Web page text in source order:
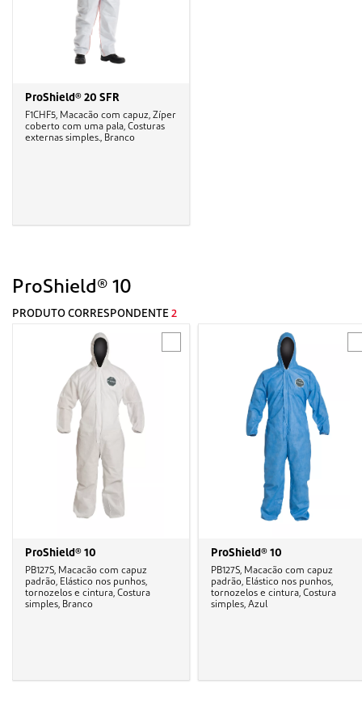
ProShield® 20 SFR
F1CHF5, Macacão com capuz, Zíper
coberto com uma pala, Costuras
externas simples., Branco
ProShield® 10
PRODUTO CORRESPONDENTE 2
ProShield® 10
PB127S, Macacão com capuz
padrão, Elástico nos punhos,
tornozelos e cintura, Costura
simples, Branco
ProShield® 10
PB127S, Macacão com capuz
padrão, Elástico nos punhos,
tornozelos e cintura, Costura
simples, Azul